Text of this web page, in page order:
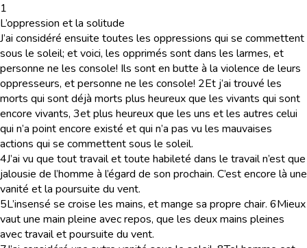
1
L’oppression et la solitude
J’ai considéré ensuite toutes les oppressions qui se commettent
sous le soleil; et voici, les opprimés sont dans les larmes, et
personne ne les console! Ils sont en butte à la violence de leurs
oppresseurs, et personne ne les console! 2Et j’ai trouvé les
morts qui sont déjà morts plus heureux que les vivants qui sont
encore vivants, 3et plus heureux que les uns et les autres celui
qui n’a point encore existé et qui n’a pas vu les mauvaises
actions qui se commettent sous le soleil.
4J’ai vu que tout travail et toute habileté dans le travail n’est que
jalousie de l’homme à l’égard de son prochain. C’est encore là une
vanité et la poursuite du vent.
5L’insensé se croise les mains, et mange sa propre chair. 6Mieux
vaut une main pleine avec repos, que les deux mains pleines
avec travail et poursuite du vent.